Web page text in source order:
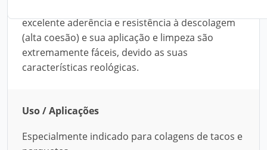
excelente aderência e resistência à descolagem
(alta coesão) e sua aplicação e limpeza são
extremamente fáceis, devido as suas
características reológicas.
Uso / Aplicações
Especialmente indicado para colagens de tacos e